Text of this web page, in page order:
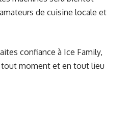
de cuisine locale et
confiance à Ice Family,
tout moment et en tout lieu